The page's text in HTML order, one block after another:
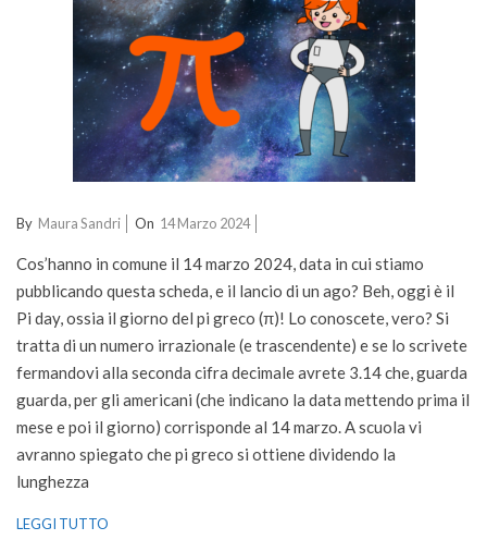
2024-
14
By Maura Sandri On 14 Marzo 2024
Cos’hanno in comune il 14 marzo 2024, data in cui stiamo
pubblicando questa scheda, e il lancio di un ago? Beh, oggi è il
Pi day, ossia il giorno del pi greco (π)! Lo conoscete, vero? Si
tratta di un numero irrazionale (e trascendente) e se lo scrivete
fermandovi alla seconda cifra decimale avrete 3.14 che, guarda
guarda, per gli americani (che indicano la data mettendo prima il
mese e poi il giorno) corrisponde al 14 marzo. A scuola vi
avranno spiegato che pi greco si ottiene dividendo la
lunghezza
LEGGI TUTTO